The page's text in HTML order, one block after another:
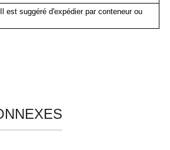
est suggéré d'expédier par conteneur ou